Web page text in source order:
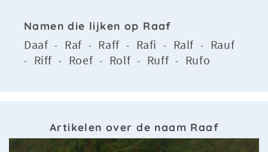
Namen die lijken op Raaf
Daaf - Raf - Raff - Rafi - Ralf - Rauf
- Riff - Roef - Rolf - Ruff - Rufo
Artikelen over de naam Raaf